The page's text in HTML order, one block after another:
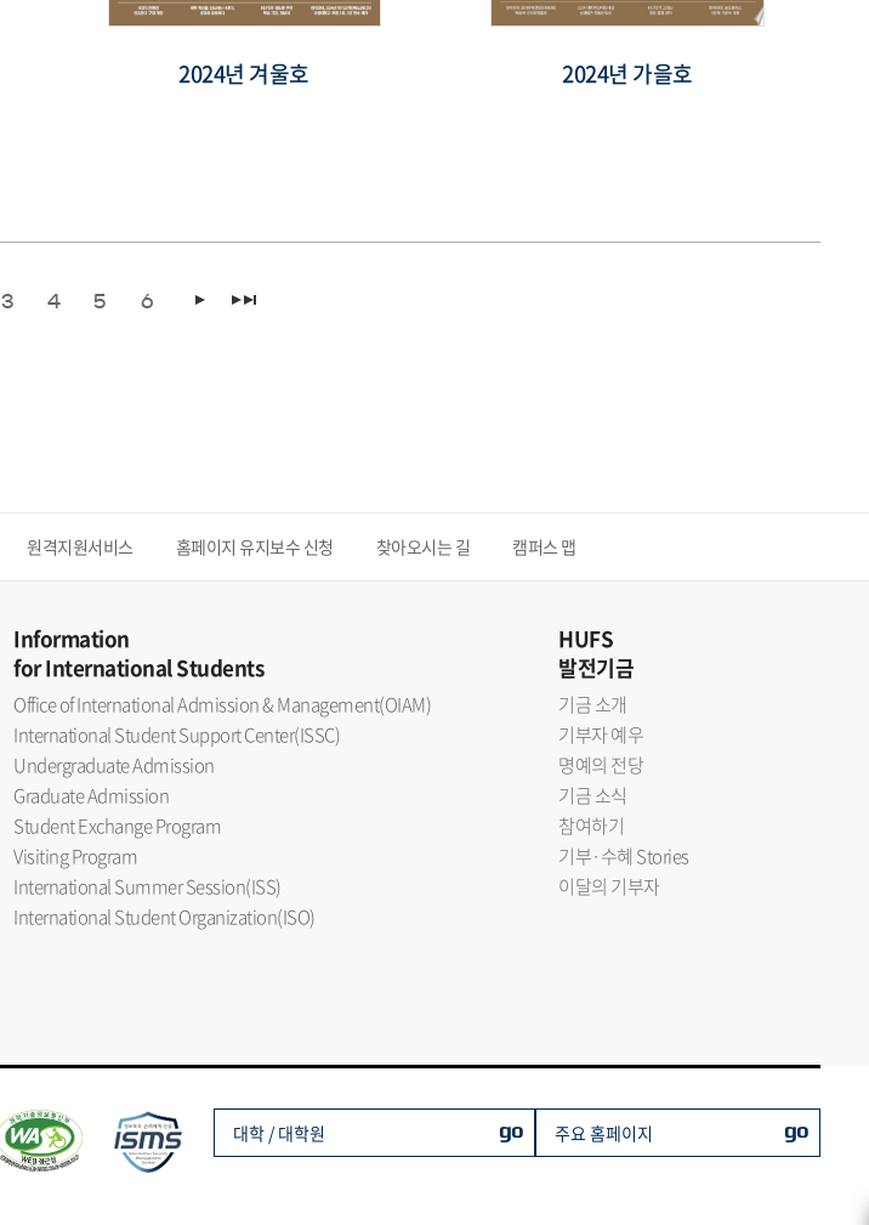
2024년 겨울호 2024년 가을호
3 4 5 6
원격지원서비스 홈페이지 유지보수 신청 찾아오시는 길 캠퍼스 맵
Information
for International Students
Office of International Admission & Management(OIAM)
International Student Support Center(ISSC)
Undergraduate Admission
Graduate Admission
Student Exchange Program
Visiting Program
International Summer Session(ISS)
International Student Organization(ISO)
HUFS
발전기금
기금 소개
기부자 예우
명예의 전당
기금 소식
참여하기
기부·수혜 Stories
이달의 기부자
대학 / 대학원 go 주요 홈페이지 go